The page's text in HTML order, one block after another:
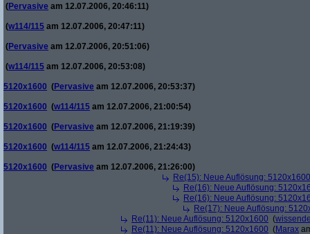
(Pervasive am 12.07.2006, 20:46:11)
(w114/115 am 12.07.2006, 20:47:11)
(Pervasive am 12.07.2006, 20:51:06)
(w114/115 am 12.07.2006, 20:53:08)
5120x1600 (Pervasive am 12.07.2006, 20:53:37)
5120x1600 (w114/115 am 12.07.2006, 21:00:54)
5120x1600 (Pervasive am 12.07.2006, 21:19:39)
5120x1600 (w114/115 am 12.07.2006, 21:24:43)
5120x1600 (Pervasive am 12.07.2006, 21:26:00)
Re(15): Neue Auflösung: 5120x1600
Re(16): Neue Auflösung:
Re(16): Neue Auflösung:
Re(17): Neue Auflösung:
Re(11): Neue Auflösung: 5120x1600 (
Re(11): Neue Auflösung: 5120x1600 (Marax